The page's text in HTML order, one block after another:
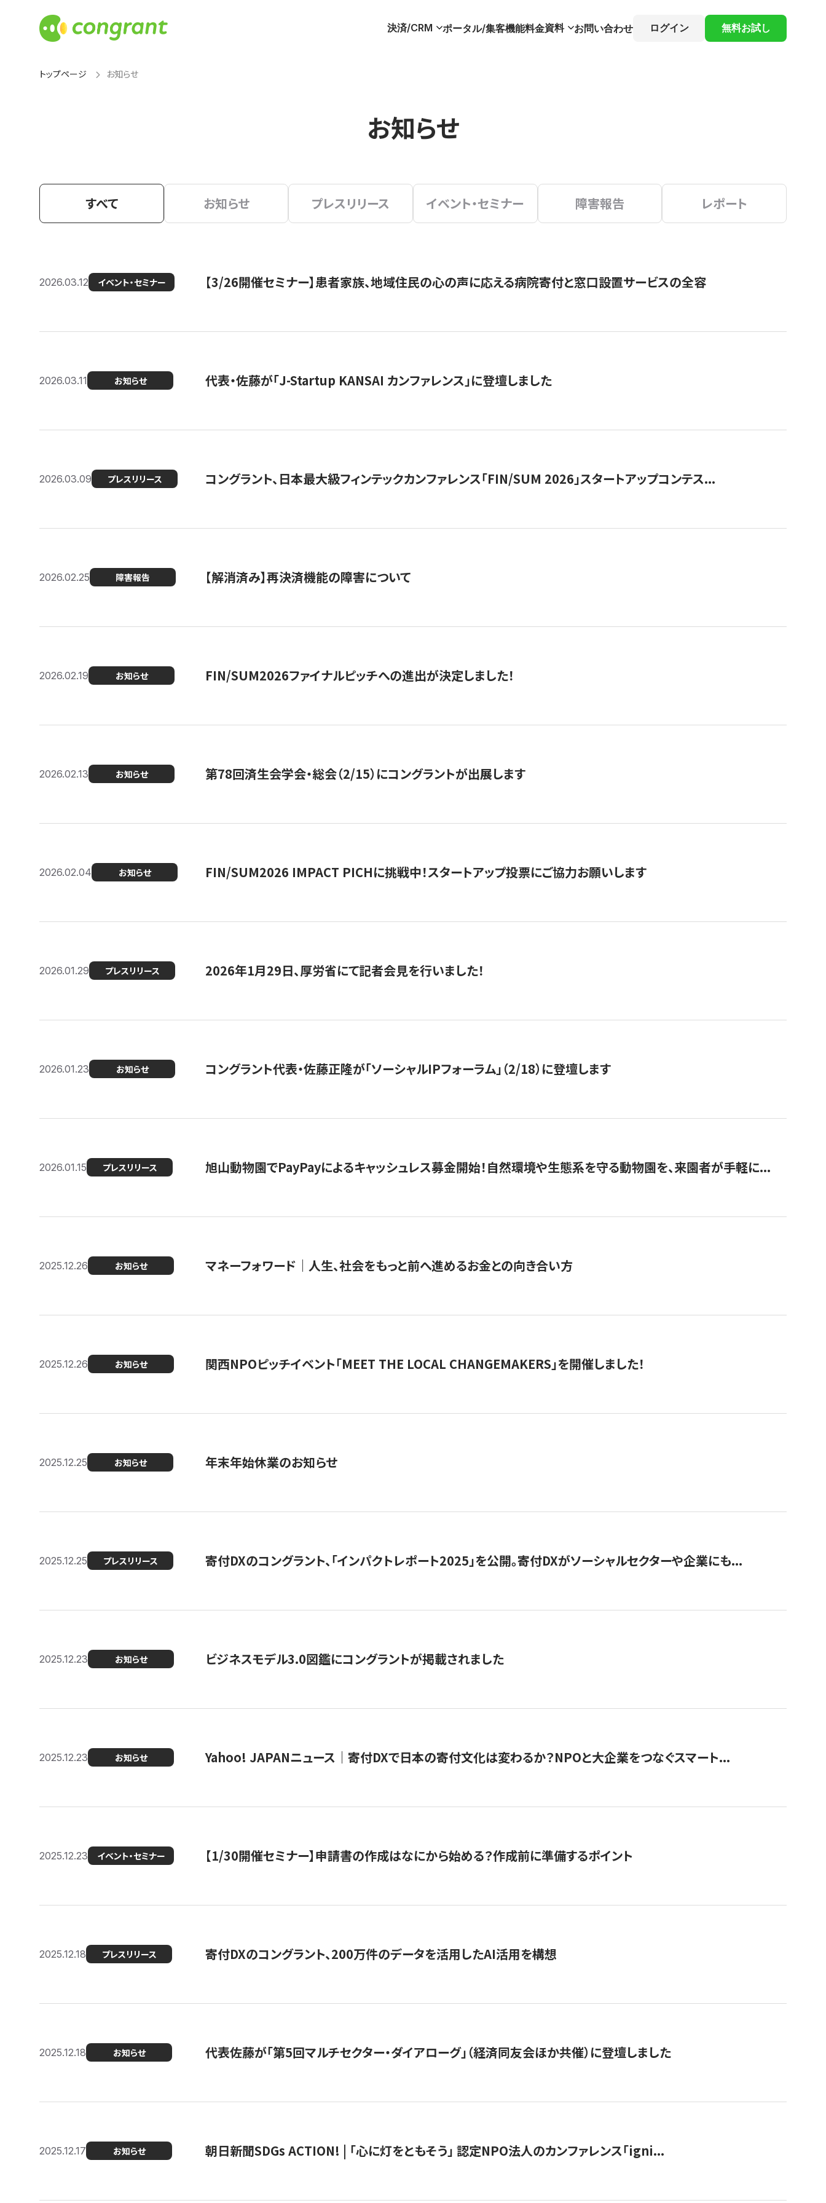
決済/CRM ポータル/集客機能料金資料 お問い合わせ ログイン 無料お試し
トップページ お知らせ
お知らせ
すべて お知らせ プレスリリース イベント・セミナー 障害報告 レポート
2026.03.12 イベント・セミナー 【3/26開催セミナー】患者家族、地域住民の心の声に応える病院寄付と窓口設置サービスの全容
2026.03.11 お知らせ 代表・佐藤が「J-Startup KANSAI カンファレンス」に登壇しました
2026.03.09 プレスリリース コングラント、日本最大級フィンテックカンファレンス「FIN/SUM 2026」スタートアップコンテス...
2026.02.25 障害報告 【解消済み】再決済機能の障害について
2026.02.19 お知らせ FIN/SUM2026ファイナルピッチへの進出が決定しました！
2026.02.13 お知らせ 第78回済生会学会・総会（2/15）にコングラントが出展します
2026.02.04 お知らせ FIN/SUM2026 IMPACT PICHに挑戦中！スタートアップ投票にご協力お願いします
2026.01.29 プレスリリース 2026年1月29日、厚労省にて記者会見を行いました！
2026.01.23 お知らせ コングラント代表・佐藤正隆が「ソーシャルIPフォーラム」（2/18）に登壇します
2026.01.15 プレスリリース 旭山動物園でPayPayによるキャッシュレス募金開始！自然環境や生態系を守る動物園を、来園者が手軽に...
2025.12.26 お知らせ マネーフォワード｜人生、社会をもっと前へ進めるお金との向き合い方
2025.12.26 お知らせ 関西NPOピッチイベント「MEET THE LOCAL CHANGEMAKERS」を開催しました！
2025.12.25 お知らせ 年末年始休業のお知らせ
2025.12.25 プレスリリース 寄付DXのコングラント、「インパクトレポート2025」を公開。寄付DXがソーシャルセクターや企業にも...
2025.12.23 お知らせ ビジネスモデル3.0図鑑にコングラントが掲載されました
2025.12.23 お知らせ Yahoo! JAPANニュース｜寄付DXで日本の寄付文化は変わるか？NPOと大企業をつなぐスマート...
2025.12.23 イベント・セミナー 【1/30開催セミナー】申請書の作成はなにから始める？作成前に準備するポイント
2025.12.18 プレスリリース 寄付DXのコングラント、200万件のデータを活用したAI活用を構想
2025.12.18 お知らせ 代表佐藤が「第5回マルチセクター・ダイアローグ」（経済同友会ほか共催）に登壇しました
2025.12.17 お知らせ 朝日新聞SDGs ACTION! | 「心に灯をともそう」 認定NPO法人のカンファレンス「igni...